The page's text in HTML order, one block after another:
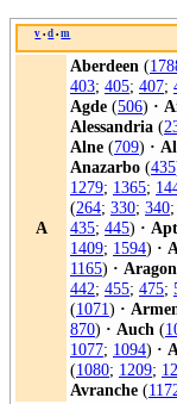
v • d • m
A
Aberdeen (
403; 405; 407;
Agde (506) ·
Alessandria (
Alne (709) ·
Anazarbo (435
1279; 1365;
(264; 330; 340;
435; 445) · Apt
1409; 1594) ·
1165) ·
442; 455; 475;
(1071) ·
870) · Auch (
1077; 1094) ·
(1080; 1209;
Avranche (